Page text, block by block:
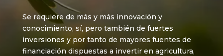
Se requiere de más y más innovación y
conocimiento, sí, pero también de fuertes
inversiones y por tanto de mayores fuentes de
financiación dispuestas a invertir en agricultura,